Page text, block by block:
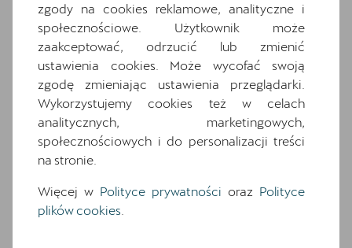
Wyposażenie standardowe
Wyposażenie dodatkowe i pakiety
6 głośników
7 poduszek powietrznych (2 przednie, 2
boczne, 2 kurtyny powietrzne, poduszka
centralna)
Awaryjne wspomaganie kierowaniem i
asystent skrętu
Dwupoziomowa podłoga bagażnika
zgody na cookies reklamowe, analityczne i
społecznościowe. Użytkownik może
zaakceptować, odrzucić lub zmienić
ustawienia cookies. Może wycofać swoją
zgodę zmieniając ustawienia przeglądarki.
Wykorzystujemy cookies też w celach
analitycznych, marketingowych,
społecznościowych i do personalizacji treści
na stronie.
Więcej w Polityce prywatności oraz Polityce
plików cookies